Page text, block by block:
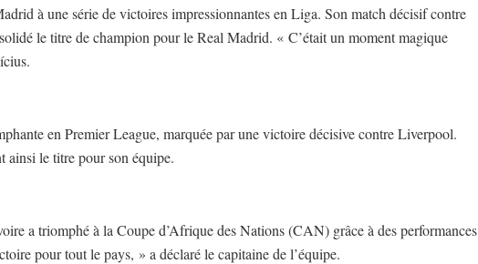
à une série de victoires impressionnantes en Liga. Son match décisif contre
le titre de champion pour le Real Madrid. « C’était un moment magique
en Premier League, marquée par une victoire décisive contre Liverpool.
ainsi le titre pour son équipe.
a triomphé à la Coupe d’Afrique des Nations (CAN) grâce à des performances
pour tout le pays, » a déclaré le capitaine de l’équipe.